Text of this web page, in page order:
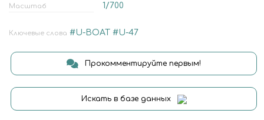
Масштаб 1/700
Ключевые слова #U-BOAT #U-47
Прокомментируйте первым!
Искать в базе данных